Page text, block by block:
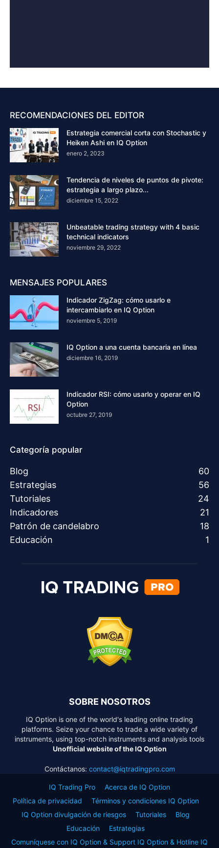
RECOMENDACIONES DEL EDITOR
Estrategia comercial corta con Stochastic y
Heiken Ashi en IQ Option
enero 2, 2023
Tendencia de niveles de puntos de pivote:
estrategia a largo plazo...
diciembre 15, 2022
Unbeatable trading strategy with 4 basic
technical indicators
noviembre 29, 2022
MENSAJES POPULARES
Indicador ZigZag: cómo usarlo e
intercambiarlo en IQ Option
noviembre 5, 2019
IQ Option a una cuenta bancaria en línea
diciembre 16, 2019
Indicador RSI: cómo usarlo y operar en IQ
Option
octubre 27, 2019
Categoría popular
Blog
60
Estrategias
56
Tutoriales
24
Indicadores
21
Patrón de candelabro
18
Educación
1
SOBRE NOSOTROS
IQ Option is one of the world's leading online trading
platforms. Seize your chance to trade a wide variety of
instruments, using top-notch instruments and analysis tools
Unofficial website of the IQ Option
Contáctanos: contact@iqtradingpro.com
IQ Trading Pro
Acerca de IQ Option
Política de privacidad
Términos y condiciones IQ Option
IQ Option divulgación de riesgos
Tutoriales
Blog
Educación
Estrategias
Comuníquese con IQ Option & Support IQ Option & Hotline IQ